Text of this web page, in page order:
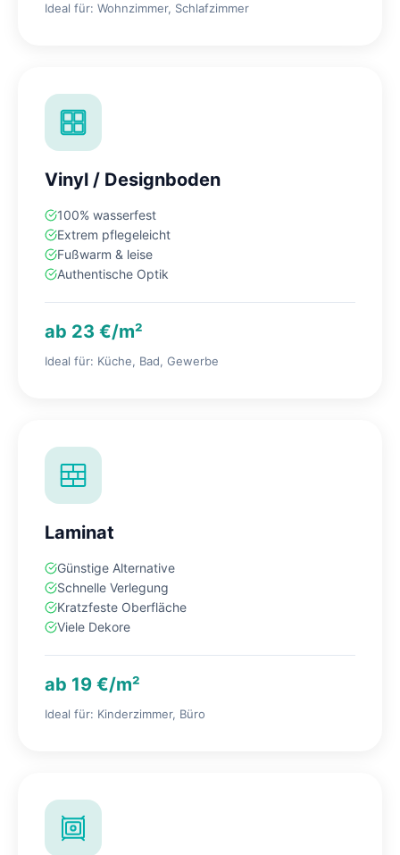
Ideal für: Wohnzimmer, Schlafzimmer
Vinyl / Designboden
100% wasserfest
Extrem pflegeleicht
Fußwarm & leise
Authentische Optik
ab 23 €/m²
Ideal für: Küche, Bad, Gewerbe
Laminat
Günstige Alternative
Schnelle Verlegung
Kratzfeste Oberfläche
Viele Dekore
ab 19 €/m²
Ideal für: Kinderzimmer, Büro